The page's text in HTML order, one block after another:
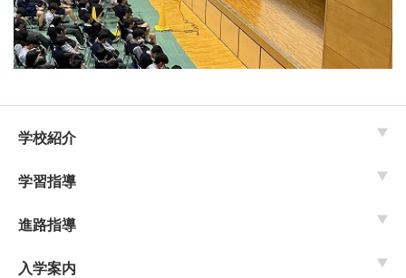
学校紹介
学習指導
進路指導
入学案内